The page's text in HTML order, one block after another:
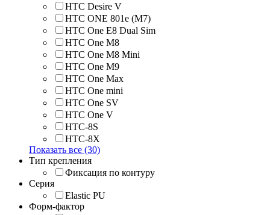
HTC Desire V
HTC ONE 801e (M7)
HTC One E8 Dual Sim
HTC One M8
HTC One M8 Mini
HTC One M9
HTC One Max
HTC One mini
HTC One SV
HTC One V
HTC-8S
HTC-8X
Показать все (30)
Тип крепления
Фиксация по контуру
Серия
Elastic PU
Форм-фактор